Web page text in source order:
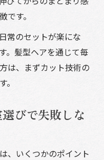
です。
常のセットが楽にな
。髪型ヘアを通じて毎
は、まずカット技術の
びで失敗しな
、いくつかのポイント